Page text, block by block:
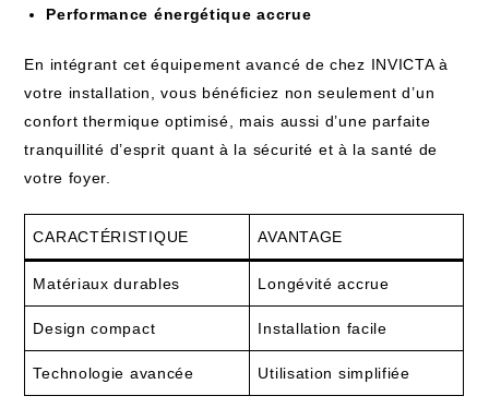
Performance énergétique accrue
En intégrant cet équipement avancé de chez INVICTA à
votre installation, vous bénéficiez non seulement d’un
confort thermique optimisé, mais aussi d’une parfaite
tranquillité d’esprit quant à la sécurité et à la santé de
votre foyer.
CARACTÉRISTIQUE AVANTAGE
Matériaux durables Longévité accrue
Design compact Installation facile
Technologie avancée Utilisation simplifiée